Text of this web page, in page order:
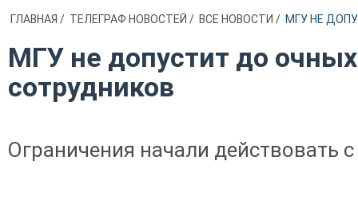
ГЛАВНАЯ / ТЕЛЕГРАФ НОВОСТЕЙ / ВСЕ НОВОСТИ / МГУ НЕ
МГУ не допустит до
сотрудников
Ограничения начали действовать